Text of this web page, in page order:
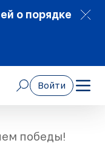
о порядке
Войти
победы!